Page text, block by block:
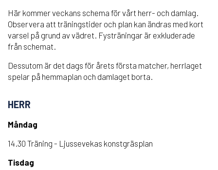
Här kommer veckans schema för vårt herr- och damlag.
Observera att träningstider och plan kan ändras med kort
varsel på grund av vädret. Fysträningar är exkluderade
från schemat.
Dessutom är det dags för årets första matcher, herrlaget
spelar på hemmaplan och damlaget borta.
HERR
Måndag
14.30 Träning - Ljussevekas konstgräsplan
Tisdag